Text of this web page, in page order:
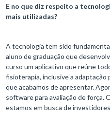
E no que diz respeito a
mais utilizadas?
A tecnologia tem sido
aluno de graduação que
curso um aplicativo que reúne
fisioterapia, inclusive a adaptação
que acabamos de apresentar.
software para avaliação de força.
estamos em busca de